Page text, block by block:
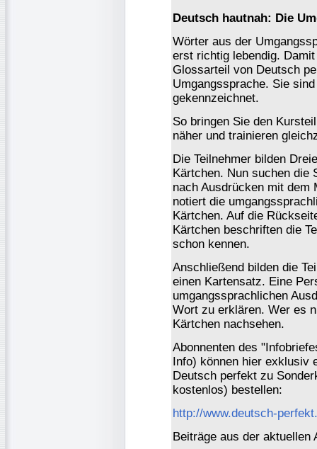
Deutsch hautnah: Die
Wörter aus der
erst richtig lebendig.
Glossarteil von Deutsch
Umgangssprache. Sie
gekennzeichnet.
So bringen Sie den
näher und trainieren
Die Teilnehmer bilden
Kärtchen. Nun suchen die
nach Ausdrücken mit dem
notiert die
Kärtchen. Auf die
Kärtchen beschriften die
schon kennen.
Anschließend bilden die
einen Kartensatz. Eine
umgangssprachlichen
Wort zu erklären. Wer es
Kärtchen nachsehen.
Abonnenten des
Info) können hier exklusiv
Deutsch perfekt zu
kostenlos) bestellen:
http://www.deutsch-
Beiträge aus der aktuellen